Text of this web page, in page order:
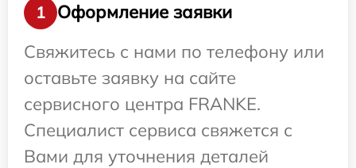
1
Оформление заявки
Свяжитесь с нами по телефону или
оставьте заявку на сайте
сервисного центра FRANKE.
Специалист сервиса свяжется с
Вами для уточнения деталей